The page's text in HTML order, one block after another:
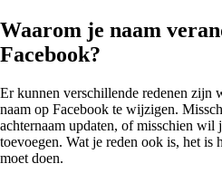
Waarom je naam
Facebook?
Er kunnen verschillende redenen zijn
naam op Facebook te wijzigen.
achternaam updaten, of misschien wil
toevoegen. Wat je reden ook is, het is
moet doen.